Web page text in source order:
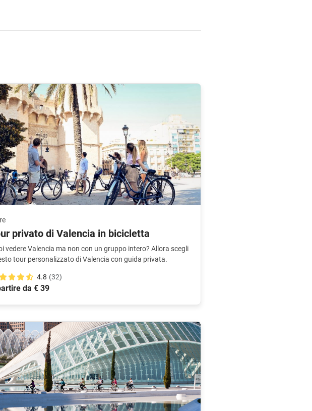
privato di Valencia in bicicletta
vedere Valencia ma non con un gruppo intero? Allora scegli
tour personalizzato di Valencia con guida privata.
4.8 (32)
da € 39